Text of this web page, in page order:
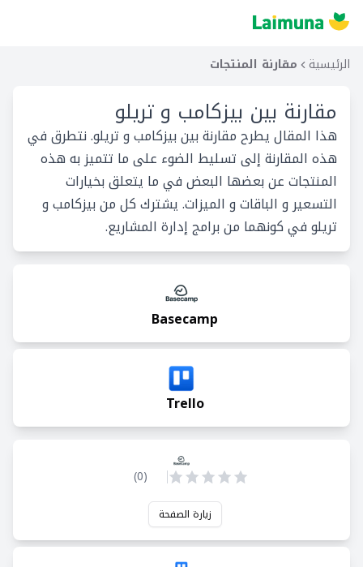
الرئيسية مقارنة المنتجات
مقارنة بين بيزكامب و تريلو
هذا المقال يطرح مقارنة بين بيزكامب و تريلو. نتطرق في
هذه المقارنة إلى تسليط الضوء على ما تتميز به هذه
المنتجات عن بعضها البعض في ما يتعلق بخيارات
التسعير و الباقات و الميزات. يشترك كل من بيزكامب و
تريلو في كونهما من برامج إدارة المشاريع.
Basecamp
Trello
(
0
)
زيارة الصفحة